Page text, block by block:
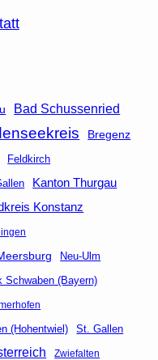
Bad Schussenried
Bregenz
Feldkirch
Kanton Thurgau
Konstanz
Neu-Ulm
Schwaben (Bayern)
(Hohentwiel) St. Gallen
Zwiefalten